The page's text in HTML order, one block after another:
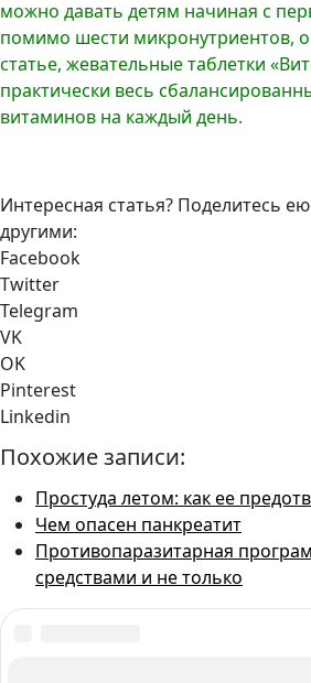
можно давать детям начиная с
помимо шести микронутриентов,
статье, жевательные таблетки
практически весь
витаминов на каждый день.
Интересная статья? Поделитесь
другими:
Facebook
Twitter
Telegram
VK
OK
Pinterest
Linkedin
Похожие записи:
Простуда летом: как ее
Чем опасен панкреатит
Противопаразитарная
средствами и не только
Оставьте свой комментарий: